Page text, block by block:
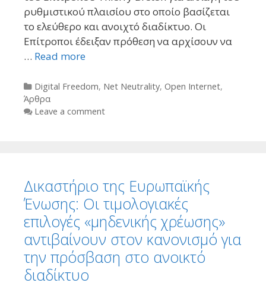
ρυθμιστικού πλαισίου στο οποίο βασίζεται
το ελεύθερο και ανοιχτό διαδίκτυο. Οι
Επίτροποι έδειξαν πρόθεση να αρχίσουν να
… Read more
Categories
Digital Freedom, Net Neutrality, Open Internet,
Άρθρα
Leave a comment
Δικαστήριο της Ευρωπαϊκής
Ένωσης: Οι τιμολογιακές
επιλογές «μηδενικής χρέωσης»
αντιβαίνουν στον κανονισμό για
την πρόσβαση στο ανοικτό
διαδίκτυο